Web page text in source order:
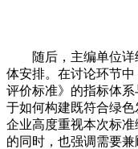
随后，主编单位详
体安排。在讨论环节
评价标准》的指标体
于如何构建既符合绿
企业高度重视本次标
的同时，也强调需要